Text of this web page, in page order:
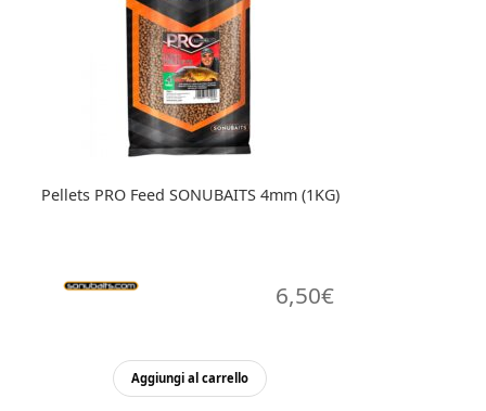
Pellets PRO Feed SONUBAITS 4mm (1KG)
6,50€
Aggiungi al carrello